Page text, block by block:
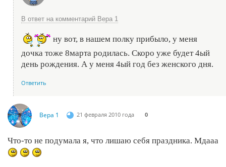
В ответ на комментарий Вера 1
ну вот, в нашем полку прибыло, у меня
дочка тоже 8марта родилась. Скоро уже будет 4ый
день рождения. А у меня 4ый год без женского дня.
Ответить
Вера 1 21 февраля 2010 года 0
Что-то не подумала я, что лишаю себя праздника. Мдааа